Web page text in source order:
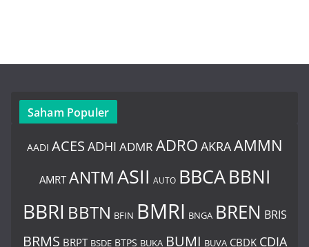
Saham Populer
AADI ACES ADHI ADMR ADRO AKRAAMMN
AMRT ANTMASII AUTO BBCABBNI
BBRI BBTN BFIN BMRI BNGA BREN BRIS
BRMS BRPT BSDE BTPS BUKA BUMI BUVA CBDK CDIA